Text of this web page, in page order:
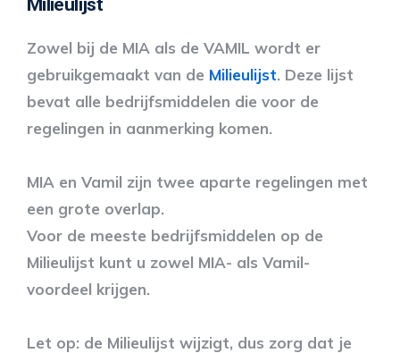
Milieulijst
Zowel bij de MIA als de VAMIL wordt er
gebruikgemaakt van de Milieulijst. Deze lijst
bevat alle bedrijfsmiddelen die voor de
regelingen in aanmerking komen.
MIA en Vamil zijn twee aparte regelingen met
een grote overlap.
Voor de meeste bedrijfsmiddelen op de
Milieulijst kunt u zowel MIA- als Vamil-
voordeel krijgen.
Let op: de Milieulijst wijzigt, dus zorg dat je